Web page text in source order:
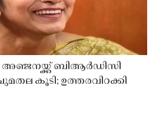
അഞ്ജനയ്ക്ക് ബിആർഡിസി
കൂടി; ഉത്തരവിറക്കി